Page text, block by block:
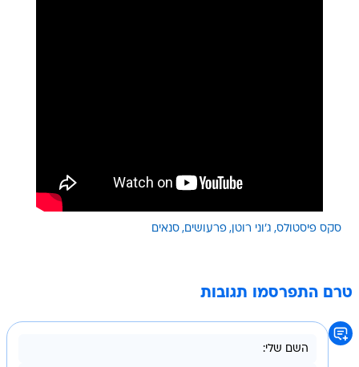
סקס פיסטולס ג'וני רוטן פרעושים סנאים
טרם התפרסמו תגובות